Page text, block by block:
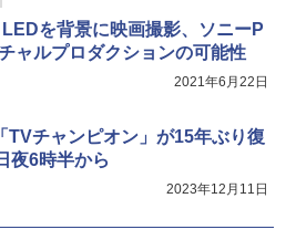
を背景に映画撮影、ソニーP
ャルプロダクションの可能性
2021年6月22日
TVチャンピオン」が15年ぶり復
夜6時半から
2023年12月11日